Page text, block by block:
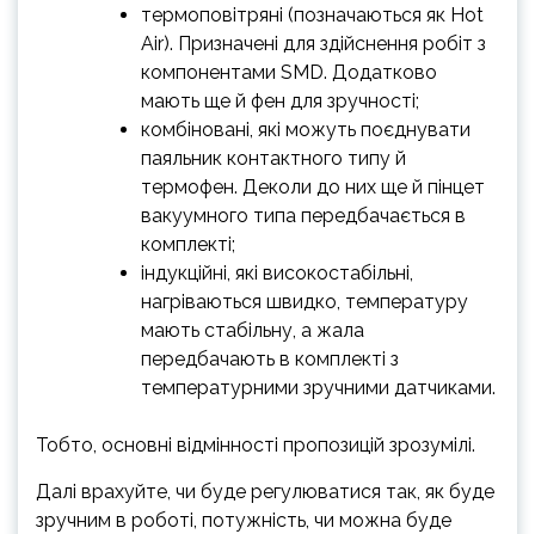
термоповітряні (позначаються як Hot
Air). Призначені для здійснення робіт з
компонентами SMD. Додатково
мають ще й фен для зручності;
комбіновані, які можуть поєднувати
паяльник контактного типу й
термофен. Деколи до них ще й пінцет
вакуумного типа передбачається в
комплекті;
індукційні, які високостабільні,
нагріваються швидко, температуру
мають стабільну, а жала
передбачають в комплекті з
температурними зручними датчиками.
Тобто, основні відмінності пропозицій зрозумілі.
Далі врахуйте, чи буде регулюватися так, як буде
зручним в роботі, потужність, чи можна буде